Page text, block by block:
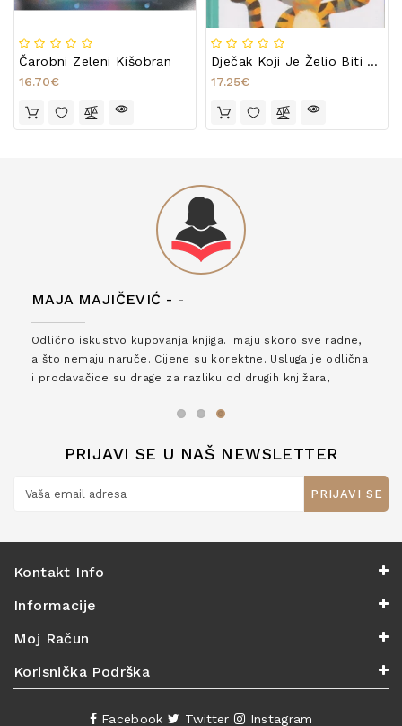
Čarobni Zeleni Kišobran
16.70€
Dječak Koji Je Želio Biti Tigar
17.25€
MAJA MAJIČEVIĆ - -
Odlično iskustvo kupovanja knjiga. Imaju skoro sve radne,
a što nemaju naruče. Cijene su korektne. Usluga je odlična
i prodavačice su drage za razliku od drugih knjižara,
PRIJAVI SE U NAŠ NEWSLETTER
PRIJAVI SE
Kontakt Info
Informacije
Moj Račun
Korisnička Podrška
Facebook Twitter Instagram